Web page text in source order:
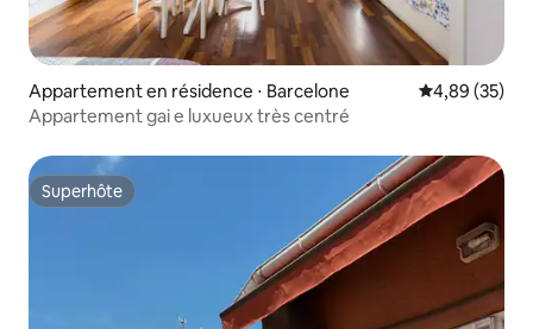
Appartement en résidence ⋅ Barcelone Évaluation
4,89 (35)
Appartement gai e luxueux très centré
Superhôte
Superhôte